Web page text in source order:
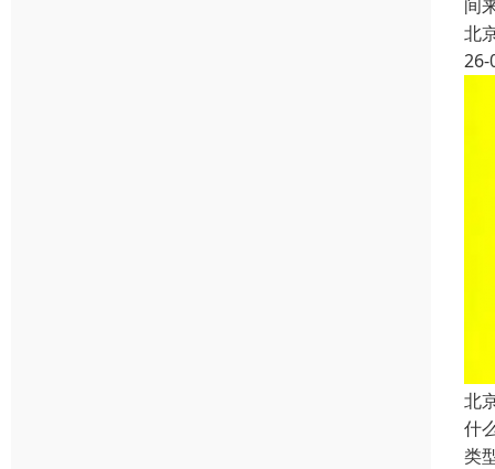
间
北
26-
北
什
类